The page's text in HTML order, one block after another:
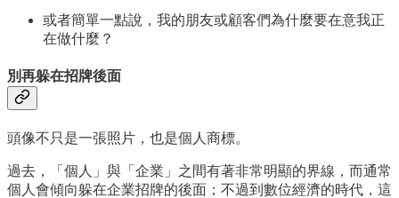
或者簡單一點說，我的朋友或顧客們為什麼要在意我正
在做什麼？
別再躲在招牌後面
頭像不只是一張照片，也是個人商標。
過去，「個人」與「企業」之間有著非常明顯的界線，而通常
個人會傾向躲在企業招牌的後面；不過到數位經濟的時代，這